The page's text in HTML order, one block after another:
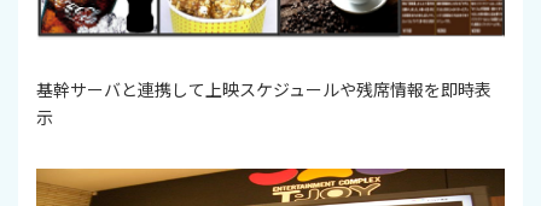
基幹サーバと連携して上映スケジュールや残席情報を即時表
示